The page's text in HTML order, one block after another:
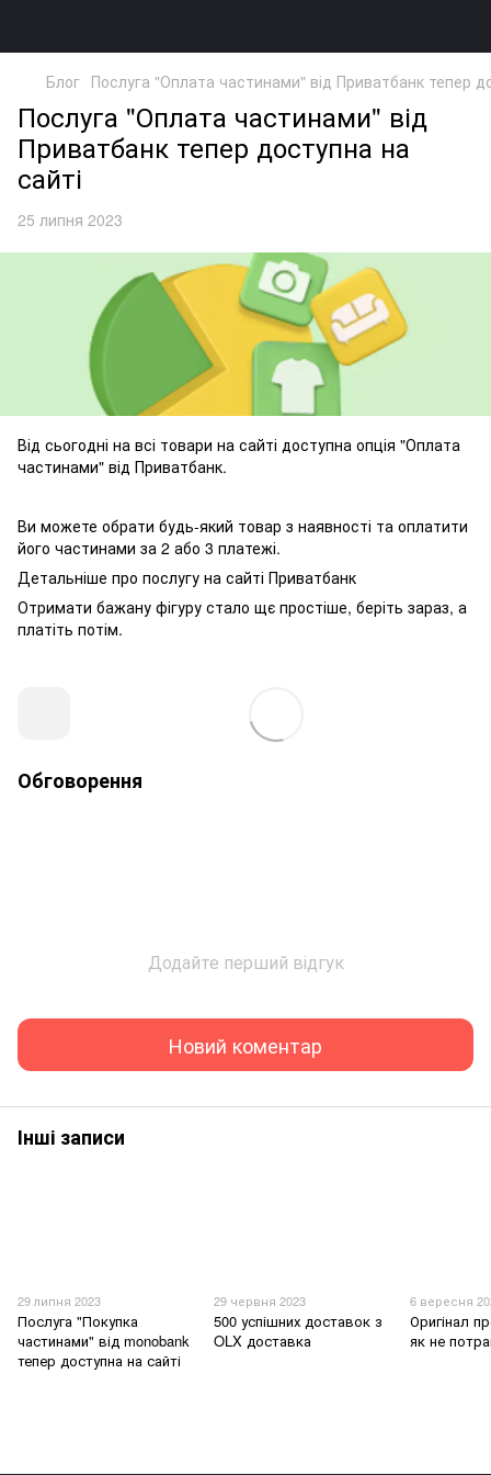
Блог Послуга "Оплата частинами" від Приватбанк тепер
Послуга "Оплата частинами" від
Приватбанк тепер доступна на
сайті
25 липня 2023
Від сьогодні на всі товари на сайті доступна опція "Оплата
частинами" від Приватбанк.
Ви можете обрати будь-який товар з наявності та оплатити
його частинами за 2 або 3 платежі.
Детальніше про послугу на сайті Приватбанк
Отримати бажану фігуру стало щє простіше, беріть зараз, а
платіть потім.
Обговорення
Додайте перший відгук
Новий коментар
Інші записи
29 липня 2023
Послуга "Покупка
частинами" від monobank
тепер доступна на сайті
29 червня 2023
500 успішних доставок з
OLX доставка
6 вересня
Оригінал
як не